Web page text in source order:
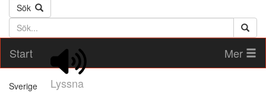
Sök
Söktext
Start
Lyssna
Mer
Sverige